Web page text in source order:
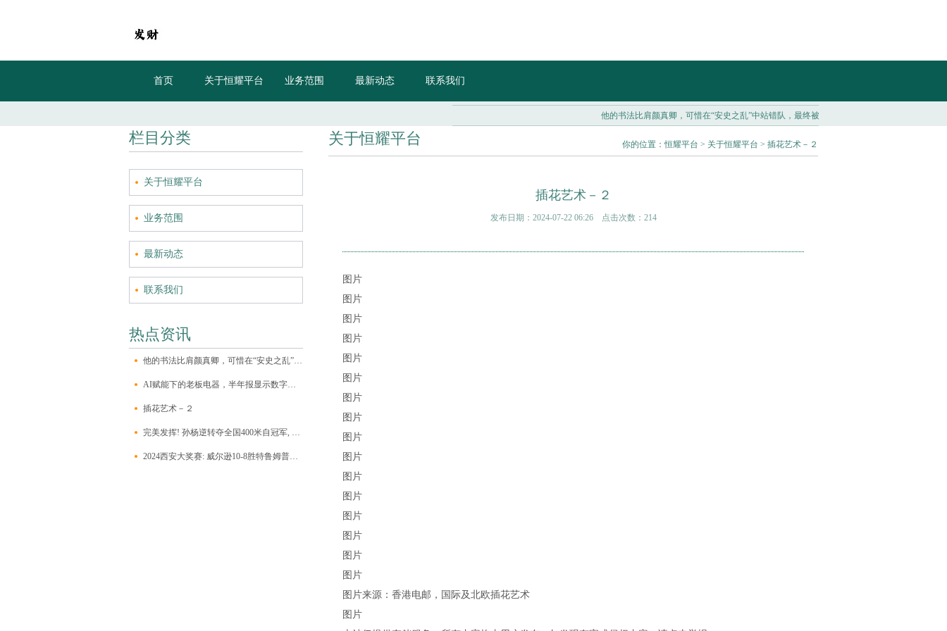
首页 关于恒耀平台 业务范围 最新动态 联系我们
他的书法比肩颜真卿，可惜在“安史之乱”中站错队，最终被书坛除名！...
栏目分类
关于恒耀平台
业务范围
最新动态
联系我们
热点资讯
他的书法比肩颜真卿，可惜在“安史之乱”中站错队，最终被书坛除名！
AI赋能下的老板电器，半年报显示数字厨电销量同比上升61%
插花艺术－２
完美发挥! 孙杨逆转夺全国400米自冠军, 游进50秒, 国内独一档!
2024西安大奖赛: 威尔逊10-8胜特鲁姆普夺冠, 特鲁姆普排名升至第一位
关于恒耀平台 你的位置：恒耀平台 > 关于恒耀平台 > 插花艺术－２
插花艺术－２
发布日期：2024-07-22 06:26 点击次数：214
图片
图片
图片
图片
图片
图片
图片
图片
图片
图片
图片
图片
图片
图片
图片
图片
​图片来源：香港电邮，国际及北欧插花艺术
图片